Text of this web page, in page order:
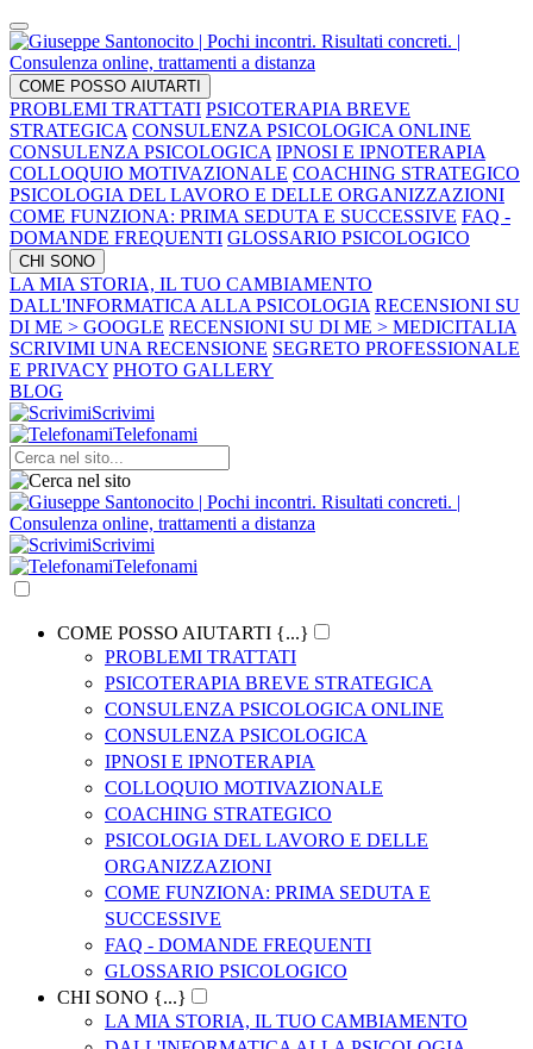
COME POSSO AIUTARTI
PROBLEMI TRATTATI PSICOTERAPIA BREVE
STRATEGICA CONSULENZA PSICOLOGICA ONLINE
CONSULENZA PSICOLOGICA IPNOSI E IPNOTERAPIA
COLLOQUIO MOTIVAZIONALE COACHING STRATEGICO
PSICOLOGIA DEL LAVORO E DELLE ORGANIZZAZIONI
COME FUNZIONA: PRIMA SEDUTA E SUCCESSIVE FAQ -
DOMANDE FREQUENTI GLOSSARIO PSICOLOGICO
CHI SONO
LA MIA STORIA, IL TUO CAMBIAMENTO
DALL'INFORMATICA ALLA PSICOLOGIA RECENSIONI SU
DI ME > GOOGLE RECENSIONI SU DI ME > MEDICITALIA
SCRIVIMI UNA RECENSIONE SEGRETO PROFESSIONALE
E PRIVACY PHOTO GALLERY
BLOG
Scrivimi
Telefonami
Scrivimi
Telefonami
COME POSSO AIUTARTI {...}
PROBLEMI TRATTATI
PSICOTERAPIA BREVE STRATEGICA
CONSULENZA PSICOLOGICA ONLINE
CONSULENZA PSICOLOGICA
IPNOSI E IPNOTERAPIA
COLLOQUIO MOTIVAZIONALE
COACHING STRATEGICO
PSICOLOGIA DEL LAVORO E DELLE
ORGANIZZAZIONI
COME FUNZIONA: PRIMA SEDUTA E
SUCCESSIVE
FAQ - DOMANDE FREQUENTI
GLOSSARIO PSICOLOGICO
CHI SONO {...}
LA MIA STORIA, IL TUO CAMBIAMENTO